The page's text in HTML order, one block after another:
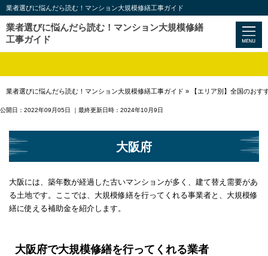
業者選びに悩んだら読む！マンション大規模修繕工事ガイド
業者選びに悩んだら読む！マンション大規模修繕
工事ガイド
業者選びに悩んだら読む！マンション大規模修繕工事ガイド » 【エリア別】全国のおす
公開日：2022年09月05日 ｜最終更新日時：2024年10月9日
大阪府
大阪には、築年数が経過した古いマンションが多く、建て替え需要があ
る土地です。ここでは、大規模修繕を行ってくれる事業者と、大規模修
繕に使える補助金を紹介します。
大阪府で大規模修繕を行ってくれる業者